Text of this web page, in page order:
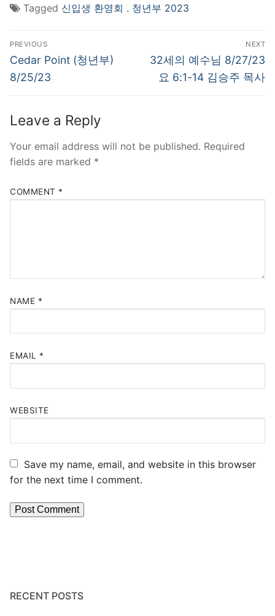
Tagged 신입생 환영회 . 청년부 2023
Post
navigation
PREVIOUS
Previous
post:
Cedar Point (청년부)
8/25/23
NEXT
Next
post:
32세의 예수님 8/27/23
요 6:1-14 김승주 목사
Leave a Reply
Your email address will not be published. Required
fields are marked *
COMMENT *
NAME *
EMAIL *
WEBSITE
Save my name, email, and website in this browser
for the next time I comment.
RECENT POSTS